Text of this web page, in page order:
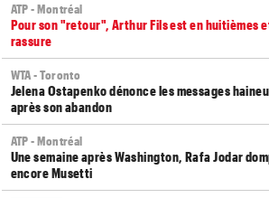
ATP - Montréal
Pour son "retour", Arthur Fils est en huitièmes
rassure
WTA - Toronto
Jelena Ostapenko dénonce les messages
après son abandon
ATP - Montréal
Une semaine après Washington, Rafa Jodar
encore Musetti